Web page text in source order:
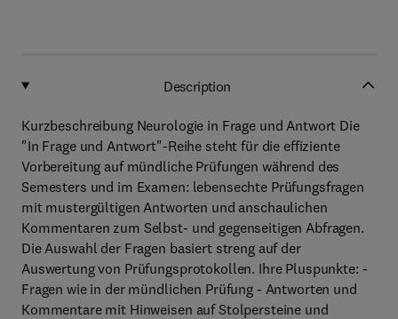
Description
Kurzbeschreibung Neurologie in Frage und Antwort Die
"In Frage und Antwort"-Reihe steht für die effiziente
Vorbereitung auf mündliche Prüfungen während des
Semesters und im Examen: lebensechte Prüfungsfragen
mit mustergültigen Antworten und anschaulichen
Kommentaren zum Selbst- und gegenseitigen Abfragen.
Die Auswahl der Fragen basiert streng auf der
Auswertung von Prüfungsprotokollen. Ihre Pluspunkte: -
Fragen wie in der mündlichen Prüfung - Antworten und
Kommentare mit Hinweisen auf Stolpersteine und